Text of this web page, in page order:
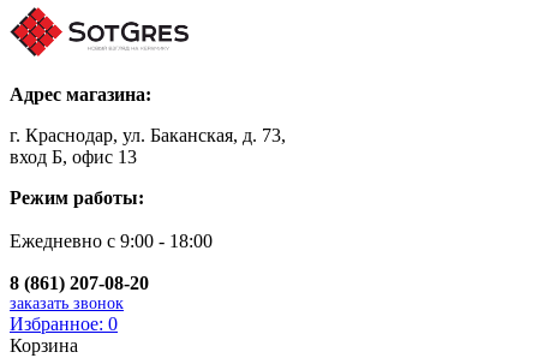
Адрес магазина:
г. Краснодар, ул. Баканская, д. 73,
вход Б, офис 13
Режим работы:
Ежедневно с 9:00 - 18:00
8 (861) 207-08-20
заказать звонок
Избранное: 0
Корзина